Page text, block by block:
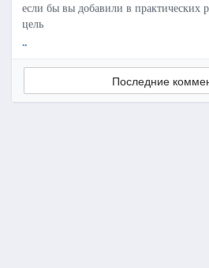
если бы вы добавили в практических
цель
..
Последние